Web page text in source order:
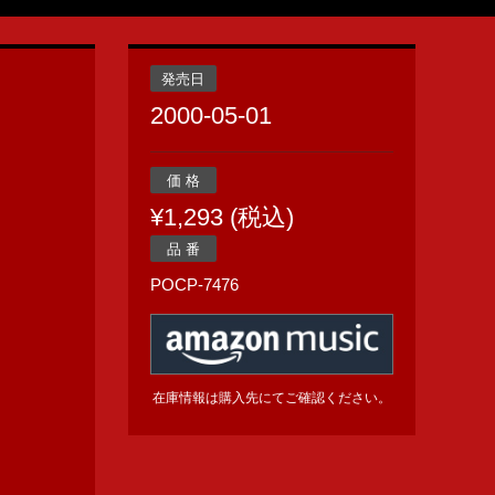
発売日
2000-05-01
価 格
¥1,293 (税込)
品 番
POCP-7476
在庫情報は購入先にてご確認ください。